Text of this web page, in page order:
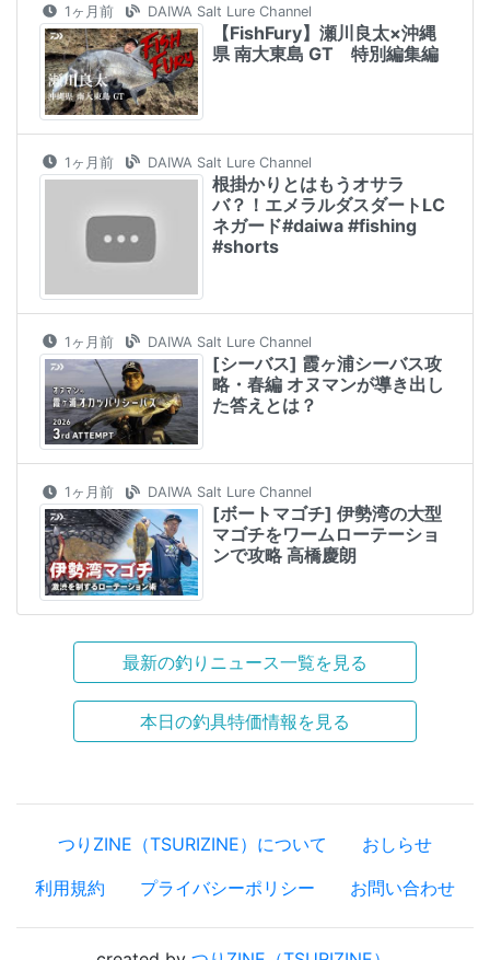
1ヶ月前 DAIWA Salt Lure Channel
【FishFury】瀬川良太×沖縄
県 南大東島 GT 特別編集編
1ヶ月前 DAIWA Salt Lure Channel
根掛かりとはもうオサラ
バ？！エメラルダスダートLC
ネガード#daiwa #fishing
#shorts
1ヶ月前 DAIWA Salt Lure Channel
[シーバス] 霞ヶ浦シーバス攻
略・春編 オヌマンが導き出し
た答えとは？
1ヶ月前 DAIWA Salt Lure Channel
[ボートマゴチ] 伊勢湾の大型
マゴチをワームローテーショ
ンで攻略 高橋慶朗
最新の釣りニュース一覧を見る
本日の釣具特価情報を見る
つりZINE（TSURIZINE）について
おしらせ
利用規約
プライバシーポリシー お問い合わせ